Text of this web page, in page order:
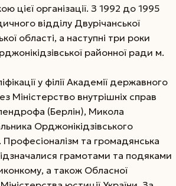
цієї організації. З 1992 до 1995
відділу Двурічанської
області, а наступні три роки
районної ради м.
у філії Академії державного
Міністерство внутрішніх справ
(Берлін), Микола
Орджонікідзівського
Професіоналізм та громадянська
грамотами та подяками
а також Обласної